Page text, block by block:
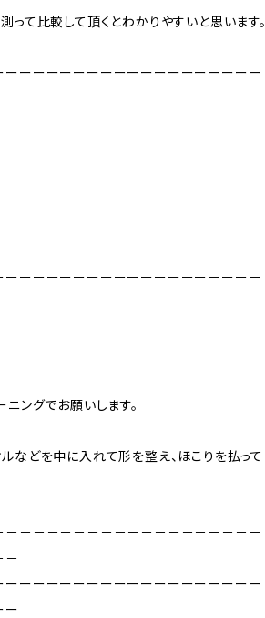
て比較して頂くとわかりやすいと思います。
ーーーーーーーーーーーーーーーーーーー
ーーーーーーーーーーーーーーーーーーー
ングでお願いします。
などを中に入れて形を整え、ほこりを払って
－－－－－－－－－－－－－－－－－－－
－
ーーーーーーーーーーーーーーーーーーー
ー